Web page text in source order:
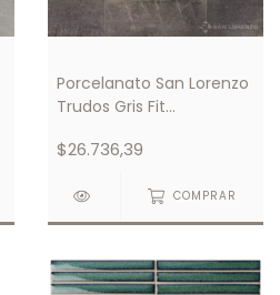
Porcelanato San Lorenzo
Trudos Gris Fit
$26.736,39
COMPRAR